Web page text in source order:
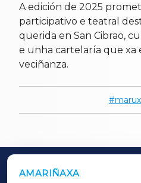
A edición de 2025
participativo e teatral
querida en San Cibrao,
e unha cartelaría que xa
veciñanza.
AMARIÑAXA
OUTROS